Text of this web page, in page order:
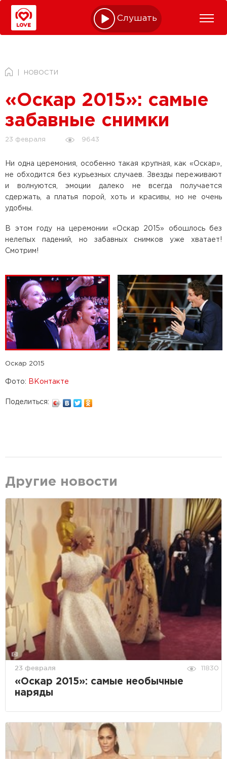
Слушать online
НОВОСТИ
«Оскар 2015»: самые
забавные снимки
23 февраля 9643
Ни одна церемония, особенно такая крупная, как «Оскар»,
не обходится без курьезных случаев. Звезды переживают
и волнуются, эмоции далеко не всегда получается
сдержать, а платья порой, хоть и красивы, но не очень
удобны.
В этом году на церемонии «Оскар 2015» обошлось без
нелепых падений, но забавных снимков уже хватает!
Смотрим!
Оскар 2015
Фото: ВКонтакте
Поделиться:
Другие новости
23 февраля 11830
«Оскар 2015»: самые необычные
наряды